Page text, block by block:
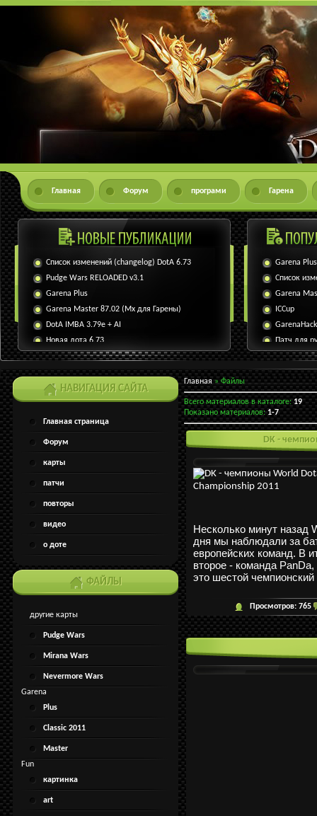
Главная Форум програми Гарена
Список изменений (changelog) DotA 6.73
Pudge Wars RELOADED v3.1
Garena Plus
Garena Master 87.02 (Мх для Гарены)
DotA IMBA 3.79e + AI
Новая дота 6.73
Garena Plus
Список
Garena
ICCup
Патч для
1.26a
НАВИГАЦИЯ САЙТА
Главная страница
Форум
карты
патчи
повторы
видео
о доте
ФАЙЛЫ
другие карты
Pudge Wars
Mirana Wars
Nevermore Wars
Garena
Plus
Classic 2011
Master
Fun
картинка
art
Главная »Файлы
Всего материалов в каталоге:19
Показано материалов:1-7
DK -
Несколько минут назад
дня мы наблюдали за
европейских команд. В
второе - команда
это шестой
Просмотров: 765